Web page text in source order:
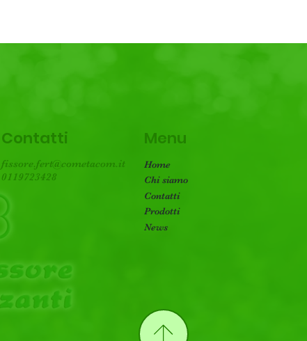
Contatti
fissore.fert@cometacom.it
0119723428
Menu
Home
Chi siamo
Contatti
Prodotti
News